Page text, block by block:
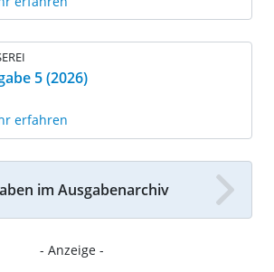
5 (2026)
erfahren
im Ausgabenarchiv
- Anzeige -